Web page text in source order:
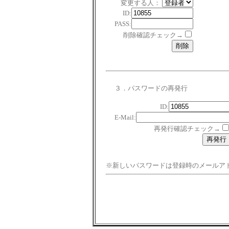
変更する人：
ID:
PASS:
削除確認チェック→
３．パスワードの再発行
ID:
E-Mail:
再発行確認チェック→
※新しいパスワードは登録時のメールア